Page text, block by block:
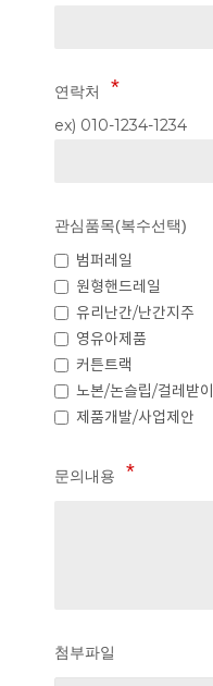
연락처
ex) 010-1234-1234
관심품목(복수선택)
범퍼레일
원형핸드레일
유리난간/난간지주
영유아제품
커튼트랙
노본/논슬립/걸레받이
제품개발/사업제안
문의내용
첨부파일